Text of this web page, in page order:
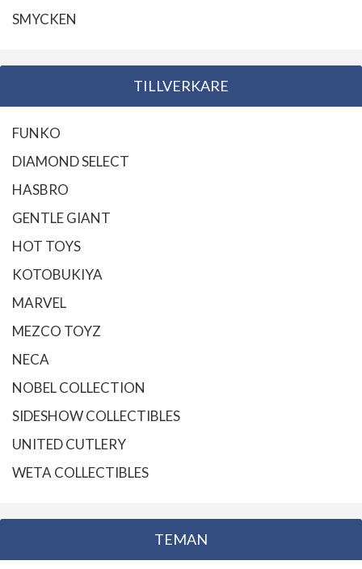
SMYCKEN
TILLVERKARE
FUNKO
DIAMOND SELECT
HASBRO
GENTLE GIANT
HOT TOYS
KOTOBUKIYA
MARVEL
MEZCO TOYZ
NECA
NOBEL COLLECTION
SIDESHOW COLLECTIBLES
UNITED CUTLERY
WETA COLLECTIBLES
TEMAN